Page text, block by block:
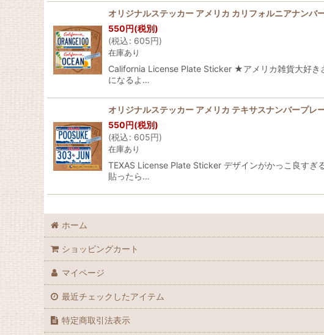
オリジナルステッカー アメリカ カリフォルニアナンバ
550円(税別)
(税込: 605円)
在庫あり
California License Plate Sticker ★アメリカ雑貨大好き
になるよ…
オリジナルステッカー アメリカ テキサスナンバープレ
550円(税別)
(税込: 605円)
在庫あり
TEXAS License Plate Sticker デザインがかっこ良す
貼ったら…
ホーム
ショッピングカート
マイページ
最近チェックしたアイテム
特定商取引法表示